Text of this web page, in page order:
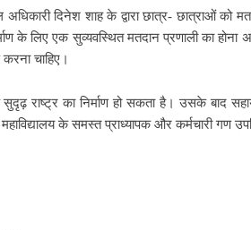
अधिकारी दिनेश शाह के द्वारा छात्र- छात्राओं को
के लिए एक सुव्यवस्थित मतदान प्रणाली का
चाहिए।
राष्ट्र का निर्माण हो सकता है। उसके बाद
के समस्त प्राध्यापक और कर्मचारी गण